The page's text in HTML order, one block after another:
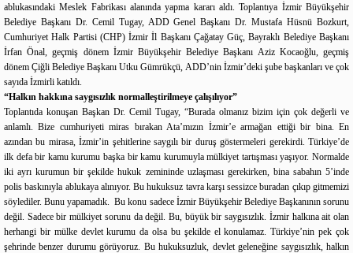
ablukasındaki Meslek Fabrikası alanında yapma kararı aldı. Toplantıya İzmir Büyükşehir
Belediye Başkanı Dr. Cemil Tugay, ADD Genel Başkanı Dr. Mustafa Hüsnü Bozkurt,
Cumhuriyet Halk Partisi (CHP) İzmir İl Başkanı Çağatay Güç, Bayraklı Belediye Başkanı
İrfan Önal, geçmiş dönem İzmir Büyükşehir Belediye Başkanı Aziz Kocaoğlu, geçmiş
dönem Çiğli Belediye Başkanı Utku Gümrükçü, ADD’nin İzmir’deki şube başkanları ve çok
sayıda İzmirli katıldı.
“Halkın hakkına saygısızlık normalleştirilmeye çalışılıyor”
Toplantıda konuşan Başkan Dr. Cemil Tugay, “Burada olmanız bizim için çok değerli ve
anlamlı. Bize cumhuriyeti miras bırakan Ata’mızın İzmir’e armağan ettiği bir bina. En
azından bu mirasa, İzmir’in şehitlerine saygılı bir duruş göstermeleri gerekirdi. Türkiye’de
ilk defa bir kamu kurumu başka bir kamu kurumuyla mülkiyet tartışması yaşıyor. Normalde
iki ayrı kurumun bir şekilde hukuk zemininde uzlaşması gerekirken, bina sabahın 5’inde
polis baskınıyla ablukaya alınıyor. Bu hukuksuz tavra karşı sessizce buradan çıkıp gitmemizi
söylediler. Bunu yapamadık. Bu konu sadece İzmir Büyükşehir Belediye Başkanının sorunu
değil. Sadece bir mülkiyet sorunu da değil. Bu, büyük bir saygısızlık. İzmir halkına ait olan
herhangi bir mülke devlet kurumu da olsa bu şekilde el konulamaz. Türkiye’nin pek çok
şehrinde benzer durumu görüyoruz. Bu hukuksuzluk, devlet geleneğine saygısızlık, halkın